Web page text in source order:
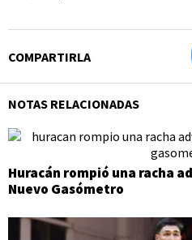
COMPARTIRLA
NOTAS RELACIONADAS
Huracán rompió una racha
Nuevo Gasómetro